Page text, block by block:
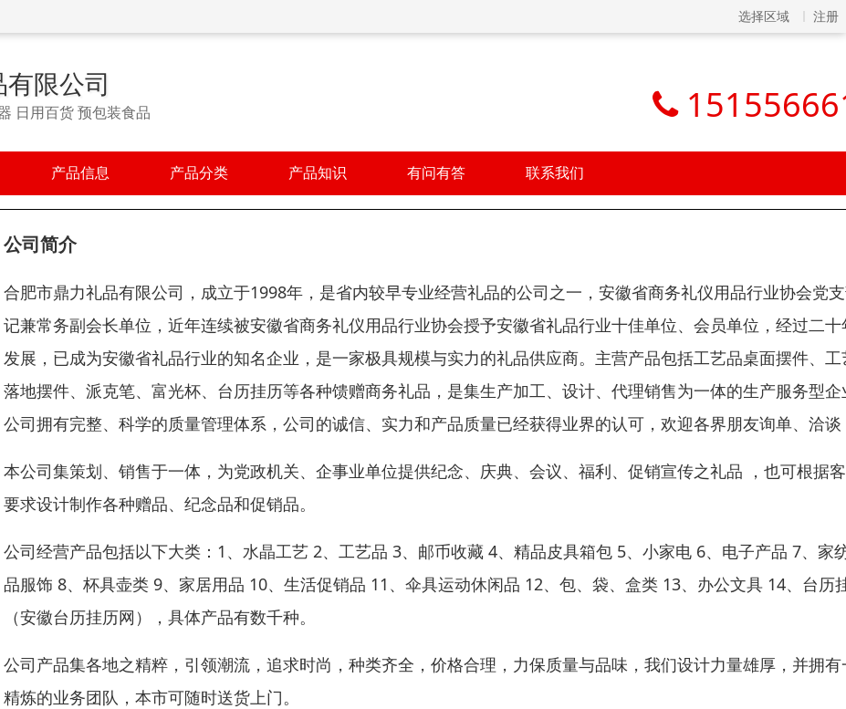
选择区域 注册
限公司
日用百货 预包装食品
产品信息 产品分类 产品知识 有问有答 联系我们
公司简介
合肥市鼎力礼品有限公司，成立于1998年，是省内较早专业经营礼品的公司之一，安徽省商务礼仪用品行业协会党
记兼常务副会长单位，近年连续被安徽省商务礼仪用品行业协会授予安徽省礼品行业十佳单位、会员单位，经过二十
发展，已成为安徽省礼品行业的知名企业，是一家极具规模与实力的礼品供应商。主营产品包括工艺品桌面摆件、工
落地摆件、派克笔、富光杯、台历挂历等各种馈赠商务礼品，是集生产加工、设计、代理销售为一体的生产服务型企
公司拥有完整、科学的质量管理体系，公司的诚信、实力和产品质量已经获得业界的认可，欢迎各界朋友询单、洽谈
本公司集策划、销售于一体，为党政机关、企事业单位提供纪念、庆典、会议、福利、促销宣传之礼品 ，也可根据
要求设计制作各种赠品、纪念品和促销品。
公司经营产品包括以下大类：1、水晶工艺 2、工艺品 3、邮币收藏 4、精品皮具箱包 5、小家电 6、电子产品 7、家
品服饰 8、杯具壶类 9、家居用品 10、生活促销品 11、伞具运动休闲品 12、包、袋、盒类 13、办公文具 14、台历
（安徽台历挂历网），具体产品有数千种。
公司产品集各地之精粹，引领潮流，追求时尚，种类齐全，价格合理，力保质量与品味，我们设计力量雄厚，并拥有
精炼的业务团队，本市可随时送货上门。